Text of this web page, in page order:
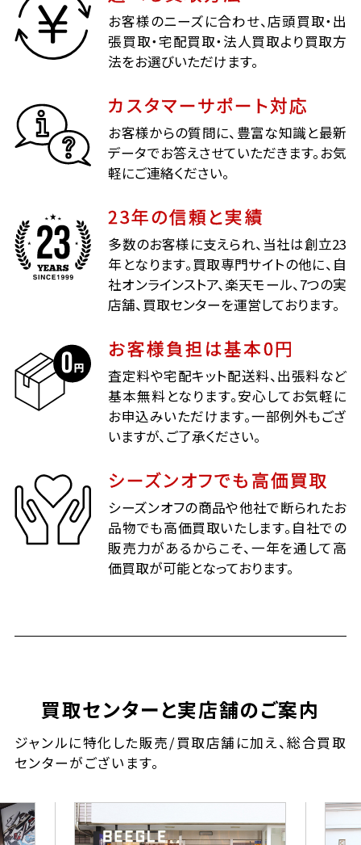
お客様のニーズに合わせ、店頭買取・出
張買取・宅配買取・法人買取より買取方
法をお選びいただけます。
カスタマーサポート対応
お客様からの質問に、豊富な知識と最新
データでお答えさせていただきます。お気
軽にご連絡ください。
23年の信頼と実績
多数のお客様に支えられ、当社は創立23
年となります。買取専門サイトの他に、自
社オンラインストア、楽天モール、7つの実
店舗、買取センターを運営しております。
お客様負担は基本0円
査定料や宅配キット配送料、出張料など
基本無料となります。安心してお気軽に
お申込みいただけます。一部例外もござ
いますが、ご了承ください。
シーズンオフでも高価買取
シーズンオフの商品や他社で断られたお
品物でも高価買取いたします。自社での
販売力があるからこそ、一年を通して高
価買取が可能となっております。
買取センターと実店舗のご案内
ジャンルに特化した販売/買取店舗に加え、総合買取
センターがございます。